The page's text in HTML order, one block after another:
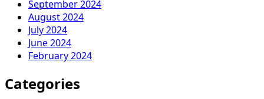
September 2024
August 2024
July 2024
June 2024
February 2024
Categories